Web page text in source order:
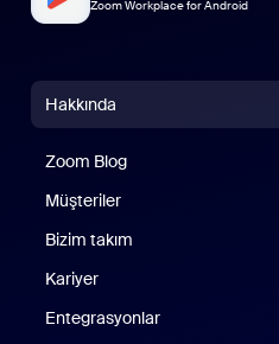
Zoom Workplace for Android
Hakkında
Zoom Blog
Müşteriler
Bizim takım
Kariyer
Entegrasyonlar